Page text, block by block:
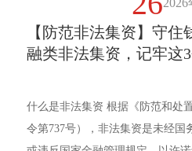
2026
【防范非法集资】守
融类非法集资，记牢这
什么是非法集资 根据《防范和处
令第737号），非法集资是未经国